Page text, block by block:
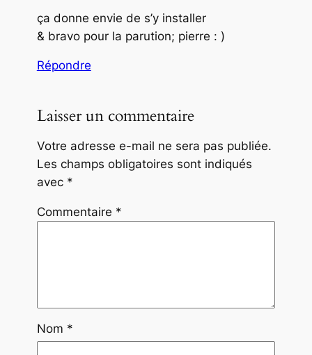
ça donne envie de s’y installer
& bravo pour la parution; pierre : )
Répondre
Laisser un commentaire
Votre adresse e-mail ne sera pas publiée.
Les champs obligatoires sont indiqués
avec *
Commentaire *
Nom *